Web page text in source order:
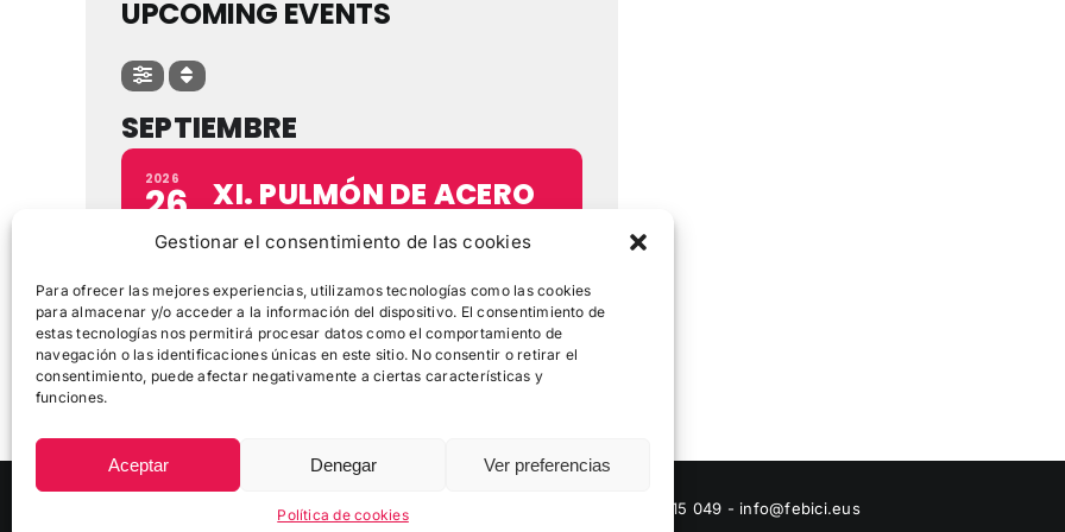
Gestionar el consentimiento de las cookies
Para ofrecer las mejores experiencias, utilizamos tecnologías como las cookies
para almacenar y/o acceder a la información del dispositivo. El consentimiento de
estas tecnologías nos permitirá procesar datos como el comportamiento de
navegación o las identificaciones únicas en este sitio. No consentir o retirar el
consentimiento, puede afectar negativamente a ciertas características y
funciones.
Aceptar Denegar Ver preferencias
Política de cookies
UPCOMING EVENTS
SEPTIEMBRE
2026
26
SEP
XI. PULMÓN DE ACERO
BTT
Zikloturistaliga |Política de Cookies : 944 415 049 - info@febici.eus